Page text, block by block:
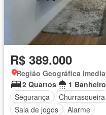
R$ 389.000
2 Quartos
1 Banheiro
Segurança
Churrasqueira
Sala de jogos
Alarme